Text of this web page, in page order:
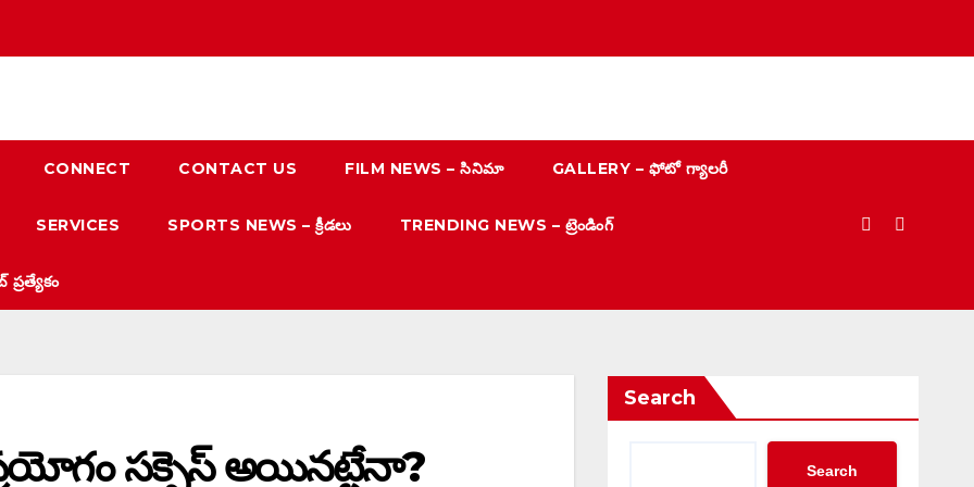
CONNECT CONTACT US FILM NEWS – సినిమా GALLERY – ఫోటో గ్యాలరీ
SERVICES SPORTS NEWS – క్రీడలు TRENDING NEWS – ట్రెండింగ్
స‌క్సెస్ అయిన‌ట్టేనా?
Search
Search